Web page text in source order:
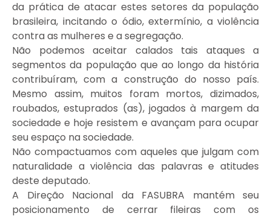
da prática de atacar estes setores da população
brasileira, incitando o ódio, extermínio, a violência
contra as mulheres e a segregação.
Não podemos aceitar calados tais ataques a
segmentos da população que ao longo da história
contribuíram, com a construção do nosso país.
Mesmo assim, muitos foram mortos, dizimados,
roubados, estuprados (as), jogados à margem da
sociedade e hoje resistem e avançam para ocupar
seu espaço na sociedade.
Não compactuamos com aqueles que julgam com
naturalidade a violência das palavras e atitudes
deste deputado.
A Direção Nacional da FASUBRA mantém seu
posicionamento de cerrar fileiras com os